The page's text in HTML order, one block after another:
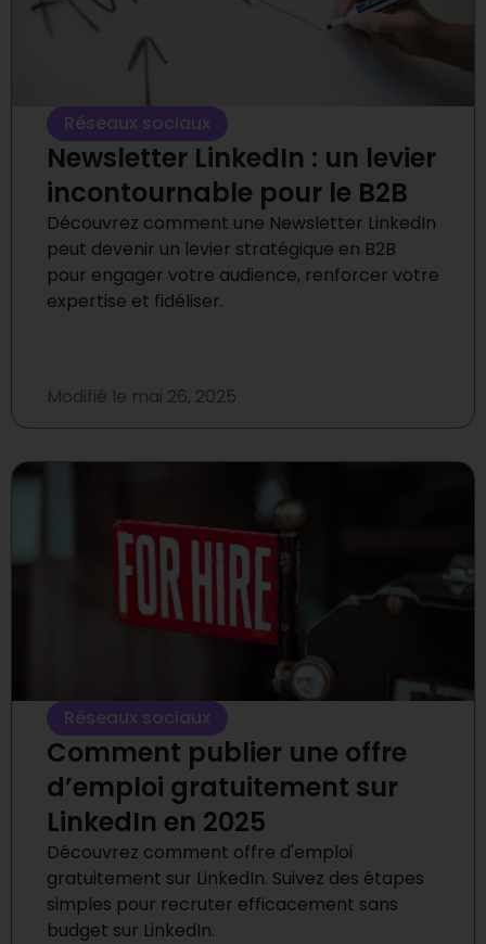
Réseaux sociaux
Newsletter LinkedIn : un levier
incontournable pour le B2B
Découvrez comment une Newsletter LinkedIn
peut devenir un levier stratégique en B2B
pour engager votre audience, renforcer votre
expertise et fidéliser.
Modifié le mai 26, 2025
Réseaux sociaux
Comment publier une offre
d’emploi gratuitement sur
LinkedIn en 2025
Découvrez comment offre d'emploi
gratuitement sur LinkedIn. Suivez des étapes
simples pour recruter efficacement sans
budget sur LinkedIn.